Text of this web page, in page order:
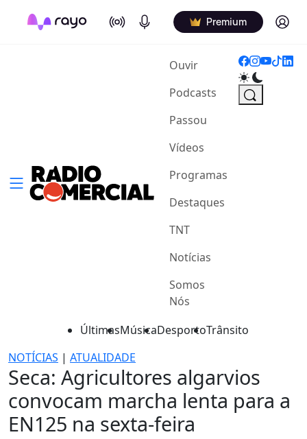
On Air Podcasts Premium Log in
Ouvir(current)
Podcasts
Passou
Vídeos
Programas
Destaques
TNT
Notícias
Somos
Nós
ÚltimasMúsicaDesportoTrânsito
NOTÍCIAS | ATUALIDADE
Seca: Agricultores algarvios
convocam marcha lenta para a
EN125 na sexta-feira